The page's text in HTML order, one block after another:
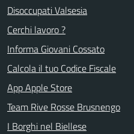
Disoccupati Valsesia
Cerchi lavoro ?
Informa Giovani Cossato
Calcola il tuo Codice Fiscale
App Apple Store
Team Rive Rosse Brusnengo
I Borghi nel Biellese